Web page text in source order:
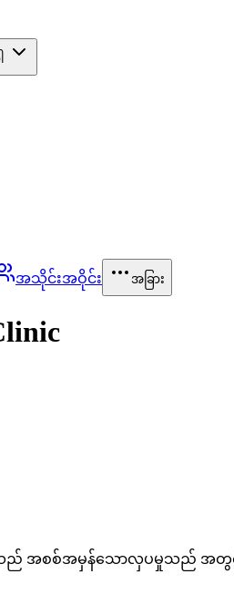
အသိုင်းအဝိုင်း အခြား
ျွန်ုပ်တို့သည် အစစ်အမှန်သောလှပမှု